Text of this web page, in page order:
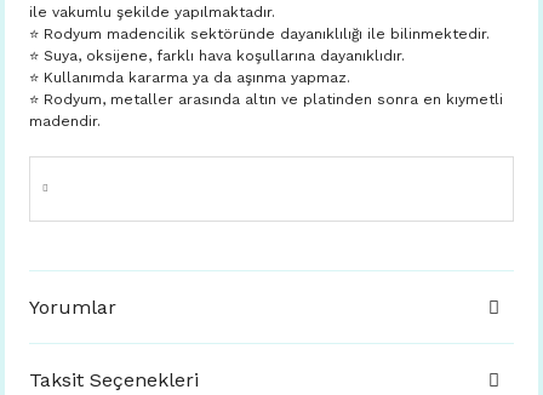
ile vakumlu şekilde yapılmaktadır.
⭐️ Rodyum madencilik sektöründe dayanıklılığı ile bilinmektedir.
⭐️ Suya, oksijene, farklı hava koşullarına dayanıklıdır.
⭐️ Kullanımda kararma ya da aşınma yapmaz.
⭐️ Rodyum, metaller arasında altın ve platinden sonra en kıymetli
madendir.
Yorumlar
Taksit Seçenekleri